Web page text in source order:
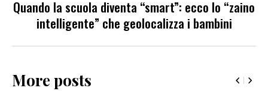
Quando la scuola diventa “smart”: ecco lo “zaino
intelligente” che geolocalizza i bambini
More posts